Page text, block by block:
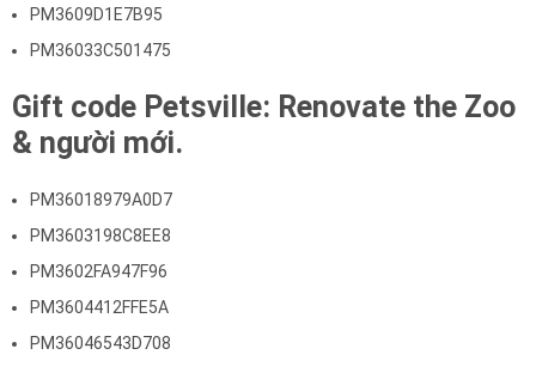
PM3609D1E7B95
PM36033C501475
Gift code Petsville: Renovate the Zoo
& người mới.
PM36018979A0D7
PM3603198C8EE8
PM3602FA947F96
PM3604412FFE5A
PM36046543D708